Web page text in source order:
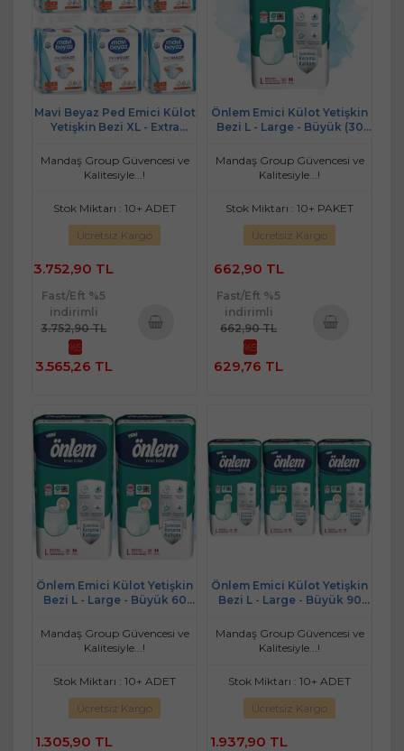
Mavi Beyaz Ped Emici Külot
Yetişkin Bezi XL - Extra
Adet
Mandaş Group Güvencesi ve
Kalitesiyle...!
Stok Miktarı : 10+ ADET
Ücretsiz Kargo
3.752,90 TL
Fast/Eft %5
indirimli
3.752,90 TL
%5
3.565,26 TL
Önlem Emici Külot Yetişkin
Bezi L - Large - Büyük (30
Mandaş Group Güvencesi ve
Kalitesiyle...!
Stok Miktarı : 10+ PAKET
Ücretsiz Kargo
662,90 TL
Fast/Eft %5
indirimli
662,90 TL
%5
629,76 TL
Önlem Emici Külot Yetişkin
Bezi L - Large - Büyük 60
Mandaş Group Güvencesi ve
Kalitesiyle...!
Stok Miktarı : 10+ ADET
Ücretsiz Kargo
1.305,90 TL
Önlem Emici Külot Yetişkin
Bezi L - Large - Büyük 90
Mandaş Group Güvencesi ve
Kalitesiyle...!
Stok Miktarı : 10+ ADET
Ücretsiz Kargo
1.937,90 TL